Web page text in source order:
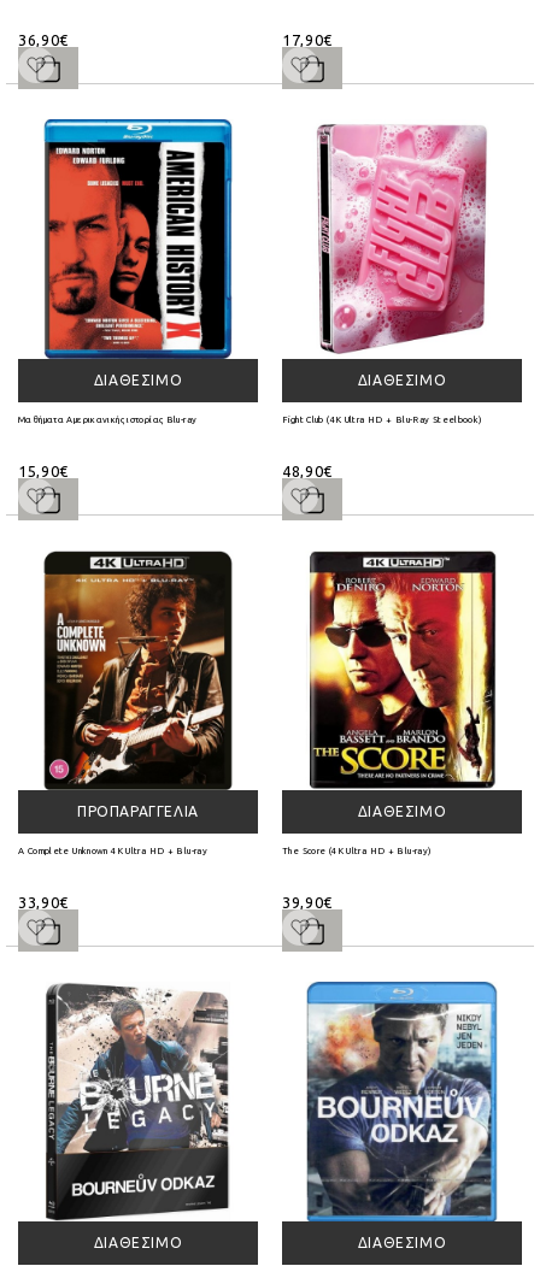
36,90€ 17,90€
ΔΙΑΘΈΣΙΜΟ
Μαθήματα Αμερικανικής ιστορίας Blu-ray
15,90€
ΔΙΑΘΈΣΙΜΟ
Fight Club (4K Ultra HD + Blu-Ray Steelbook)
48,90€
ΠΡΟΠΑΡΑΓΓΕΛΊΑ
A Complete Unknown 4K Ultra HD + Blu-ray
33,90€
ΔΙΑΘΈΣΙΜΟ
The Score (4K Ultra HD + Blu-ray)
39,90€
ΔΙΑΘΈΣΙΜΟ ΔΙΑΘΈΣΙΜΟ